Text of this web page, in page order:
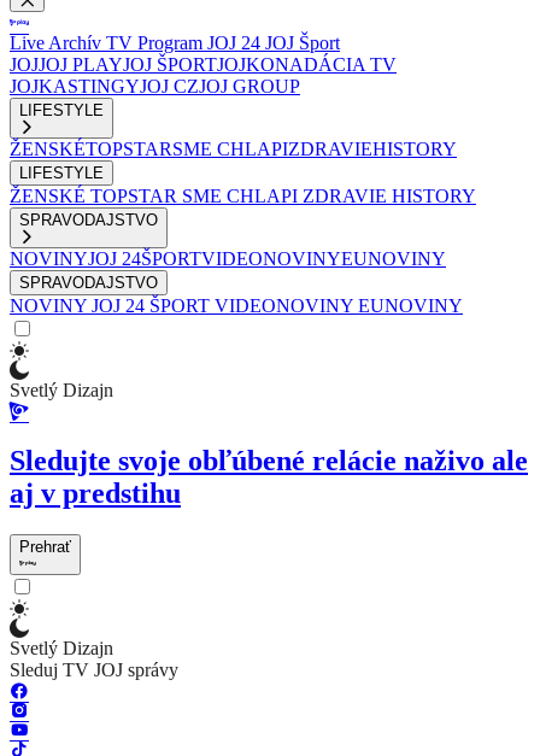
Live Archív TV Program JOJ 24 JOJ Šport
JOJJOJ PLAYJOJ ŠPORTJOJKONADÁCIA TV
JOJKASTINGYJOJ CZJOJ GROUP
LIFESTYLE
ŽENSKÉTOPSTARSME CHLAPIZDRAVIEHISTORY
LIFESTYLE
ŽENSKÉ TOPSTAR SME CHLAPI ZDRAVIE HISTORY
SPRAVODAJSTVO
NOVINYJOJ 24ŠPORTVIDEONOVINYEUNOVINY
SPRAVODAJSTVO
NOVINY JOJ 24 ŠPORT VIDEONOVINY EUNOVINY
Svetlý Dizajn
Sledujte svoje obľúbené relácie naživo ale
aj v predstihu
Prehrať
Svetlý Dizajn
Sleduj TV JOJ správy